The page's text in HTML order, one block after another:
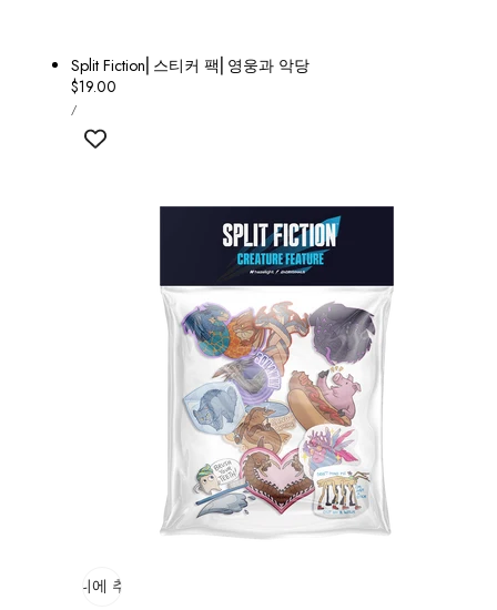
Split Fiction⎢스티커 팩⎢영웅과 악당
정
가
$19.00
단
가/당
장바구니에 추가